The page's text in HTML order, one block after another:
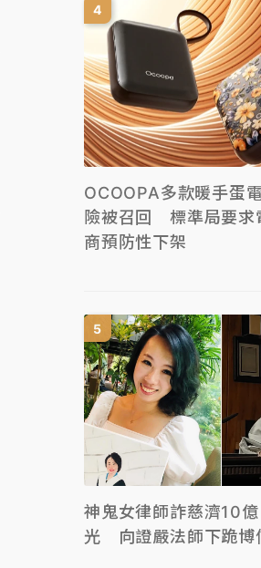
OCOOPA多款暖手蛋
險被召回 標準局要求
商預防性下架
神鬼女律師詐慈濟10
光 向證嚴法師下跪博